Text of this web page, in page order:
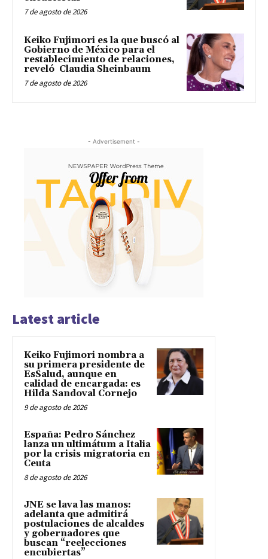
7 de agosto de 2026
Keiko Fujimori es la que buscó al
Gobierno de México para el
restablecimiento de relaciones,
reveló Claudia Sheinbaum
7 de agosto de 2026
- Advertisement -
Latest article
Keiko Fujimori nombra a
su primera presidente de
EsSalud, aunque en
calidad de encargada: es
Hilda Sandoval Cornejo
9 de agosto de 2026
España: Pedro Sánchez
lanza un ultimátum a Italia
por la crisis migratoria en
Ceuta
8 de agosto de 2026
JNE se lava las manos:
adelanta que admitirá
postulaciones de alcaldes
y gobernadores que
buscan “reelecciones
encubiertas”